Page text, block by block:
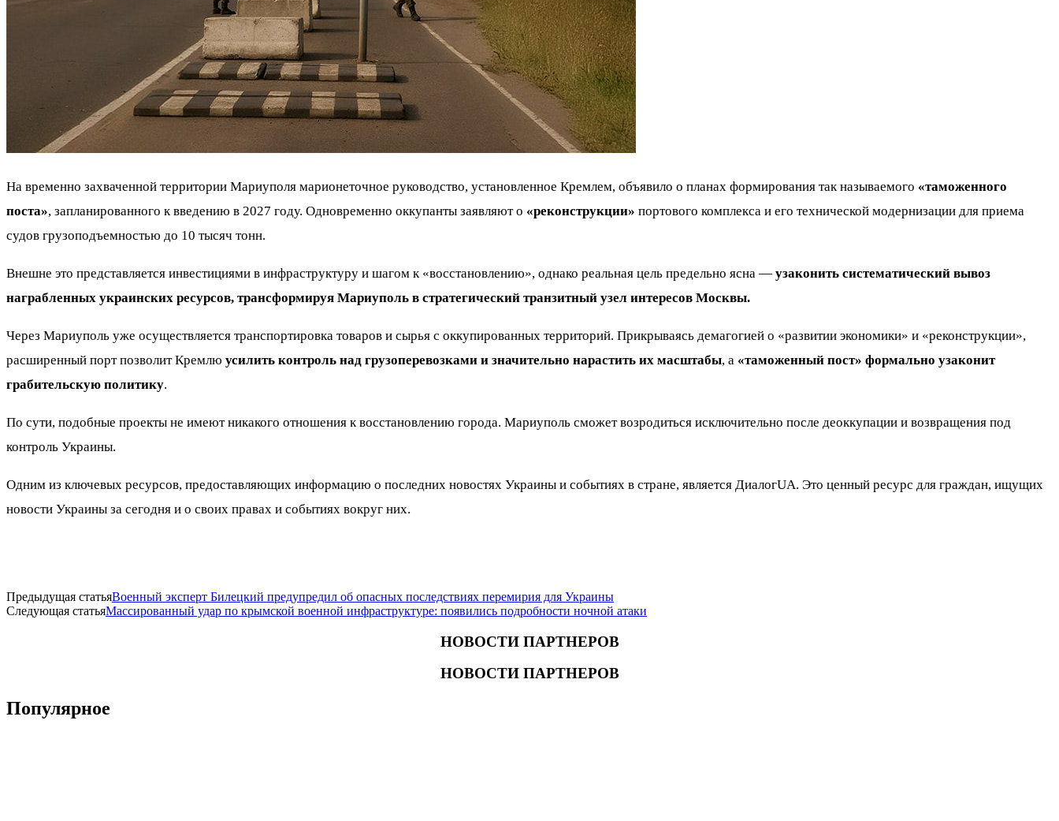
На временно захваченной территории Мариуполя марионеточное руководство, установленное Кремлем, объявило о планах формирования так называемого «таможенного
поста», запланированного к введению в 2027 году. Одновременно оккупанты заявляют о «реконструкции» портового комплекса и его технической модернизации для приема
судов грузоподъемностью до 10 тысяч тонн.
Внешне это представляется инвестициями в инфраструктуру и шагом к «восстановлению», однако реальная цель предельно ясна — узаконить систематический вывоз
награбленных украинских ресурсов, трансформируя Мариуполь в стратегический транзитный узел интересов Москвы.
Через Мариуполь уже осуществляется транспортировка товаров и сырья с оккупированных территорий. Прикрываясь демагогией о «развитии экономики» и «реконструкции»,
расширенный порт позволит Кремлю усилить контроль над грузоперевозками и значительно нарастить их масштабы, а «таможенный пост» формально узаконит
грабительскую политику.
По сути, подобные проекты не имеют никакого отношения к восстановлению города. Мариуполь сможет возродиться исключительно после деоккупации и возвращения под
контроль Украины.
Одним из ключевых ресурсов, предоставляющих информацию о последних новостях Украины и событиях в стране, является ДиалогUA. Это ценный ресурс для граждан, ищущих
новости Украины за сегодня и о своих правах и событиях вокруг них.
Предыдущая статьяВоенный эксперт Билецкий предупредил об опасных последствиях перемирия для Украины
Следующая статьяМассированный удар по крымской военной инфраструктуре: появились подробности ночной атаки
НОВОСТИ ПАРТНЕРОВ
НОВОСТИ ПАРТНЕРОВ
Популярное